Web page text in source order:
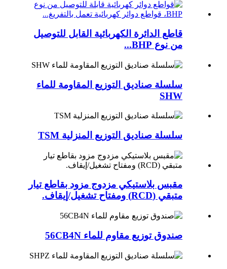
قاطع الدائرة الكهربائية القابل للتوصيل
من نوع BHP...
سلسلة صناديق التوزيع المقاومة للماء
SHW
سلسلة صناديق التوزيع المنزلية TSM
مقبس بلاستيكي مزدوج مزود بقاطع تيار
متبقي (RCD) ومفتاح تشغيل/إيقاف.
صندوق توزيع مقاوم للماء 56CB4N